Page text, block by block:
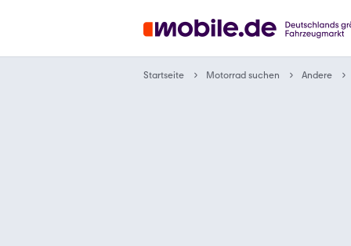
Startseite Motorrad suchen Andere